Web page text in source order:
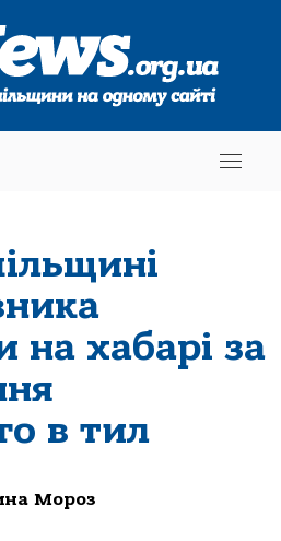
на хабарі за
в тил
Мороз